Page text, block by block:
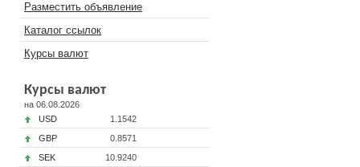
Разместить объявление
Каталог ссылок
Курсы валют
Курсы валют
на 06.08.2026
USD
1.1542
GBP
0.8571
SEK
10.9240